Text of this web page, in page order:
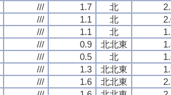
/// 1.7 北
/// 1.1 北
/// 1.1 北
/// 0.9 北北東
/// 0.5 北
/// 1.3 北北東
/// 1.6 北北東